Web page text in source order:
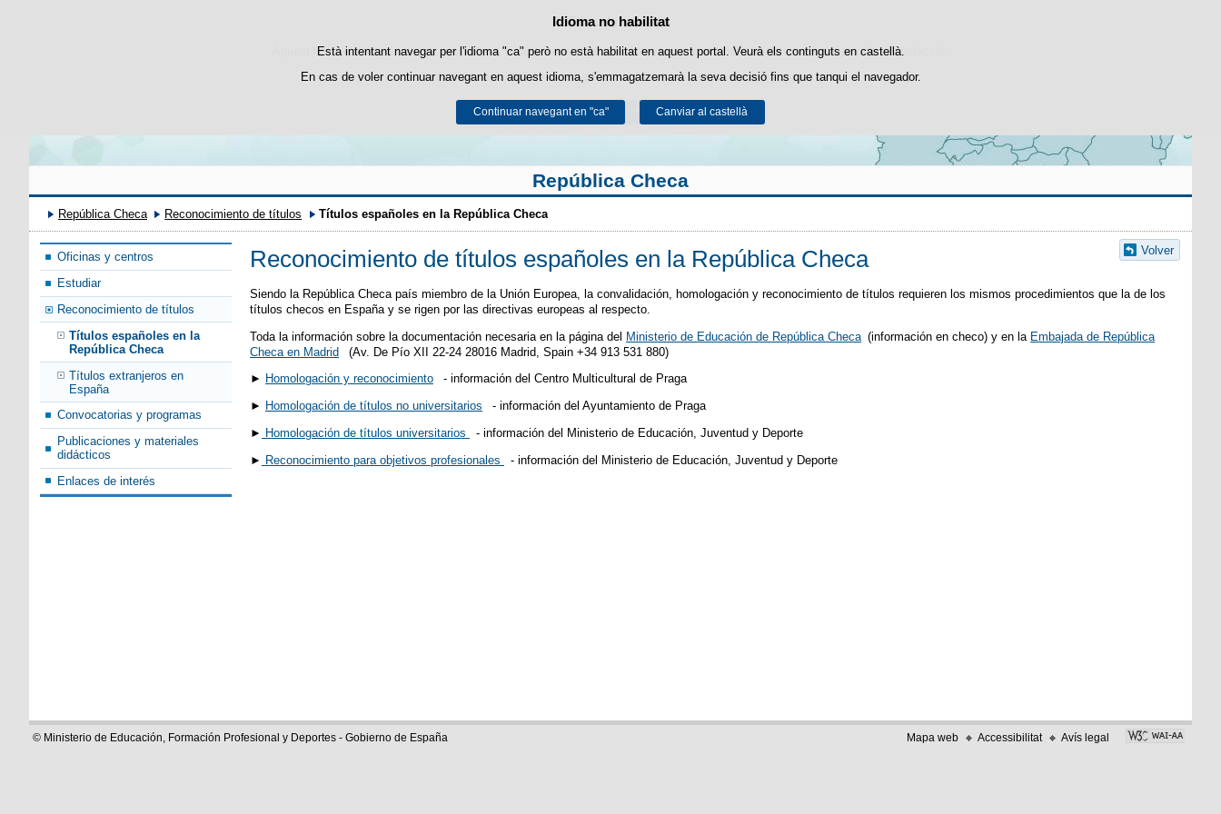
Política de cookies
Aquest lloc web utilitza cookies pròpies per facilitar la navegació i cookies de tercers per obtenir estadístiques d'ús i satisfacció.
Podeu obtenir més informació a l'apartat "Cookies" del nostreavís legal.
Acceptar Rebutjar
Idioma no habilitat
Està intentant navegar per l'idioma "ca" però no està habilitat en aquest portal. Veurà els continguts en castellà.
En cas de voler continuar navegant en aquest idioma, s'emmagatzemarà la seva decisió fins que tanqui el navegador.
Continuar navegant en "ca" Canviar al castellà
Passar al contingut
República Checa
República Checa Reconocimiento de títulos Títulos españoles en la República Checa
Oficinas y centros
Estudiar
Reconocimiento de títulos
Títulos españoles en la
República Checa
Títulos extranjeros en
España
Convocatorias y programas
Publicaciones y materiales
didácticos
Enlaces de interés
Volver
Reconocimiento de títulos españoles en la República Checa
Siendo la República Checa país miembro de la Unión Europea, la convalidación, homologación y reconocimiento de títulos requieren los mismos procedimientos que la de los
títulos checos en España y se rigen por las directivas europeas al respecto.
Toda la información sobre la documentación necesaria en la página del Ministerio de Educación de República Checa (información en checo) y en la Embajada de República
Checa en Madrid
(Av. De Pío XII 22-24 28016 Madrid, Spain +34 913 531 880)
► Homologación y reconocimiento
- información del Centro Multicultural de Praga
► Homologación de títulos no universitarios
- información del Ayuntamiento de Praga
► Homologación de títulos universitarios
- información del Ministerio de Educación, Juventud y Deporte
► Reconocimiento para objetivos profesionales - información del Ministerio de Educación, Juventud y Deporte
© Ministerio de Educación, Formación Profesional y Deportes - Gobierno de España Mapa web Accessibilitat Avís legal